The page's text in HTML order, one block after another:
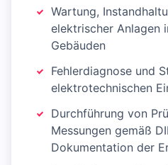
Wartung,
elektrischer Anlagen
Gebäuden
Fehlerdiagnose und
elektrotechnischen
Durchführung von
Messungen gemäß
Dokumentation der